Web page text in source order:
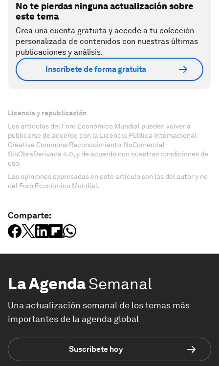
No te pierdas ninguna actualización sobre
este tema
Crea una cuenta gratuita y accede a tu colección
personalizada de contenidos con nuestras últimas
publicaciones y análisis.
Inscríbete de forma gratuita
Licencia y republicación
Los artículos del Foro Económico Mundial pueden volver a
publicarse de acuerdo con la Licencia Pública Internacional
Creative Commons Reconocimiento-NoComercial-
SinObraDerivada 4.0, y de acuerdo con nuestras condiciones de
uso.
Las opiniones expresadas en este artículo son las del autor y no
del Foro Económico Mundial.
Comparte:
La AgendaSemanal
Una actualización semanal de los temas más
importantes de la agenda global
Suscríbete hoy